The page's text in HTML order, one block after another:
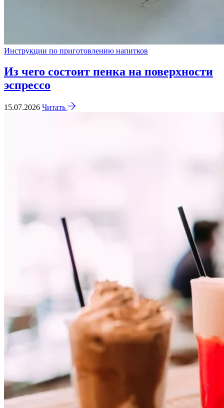
Инструкции по приготовлению напитков
Из чего состоит пенка на поверхности
эспрессо
15.07.2026 Читать